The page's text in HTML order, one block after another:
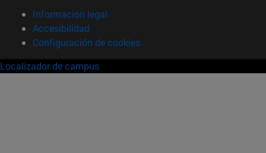
Información legal
Accesibilidad
Configuración de cookies
Localizador de campus